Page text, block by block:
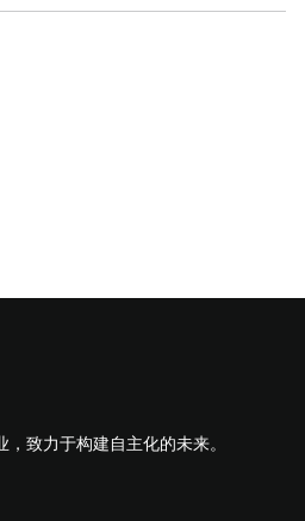
致力于构建自主化的未来。